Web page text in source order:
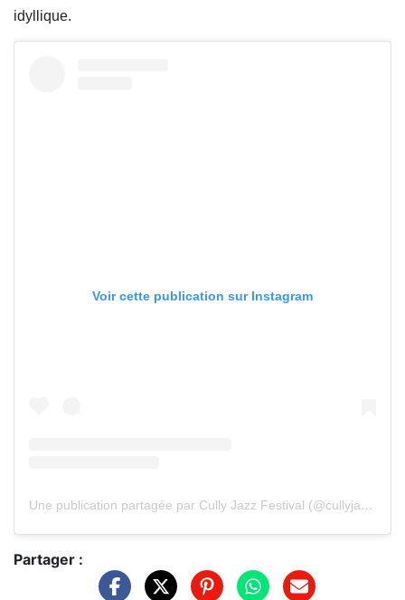
idyllique.
Voir cette publication sur Instagram
Une publication partagée par Cully Jazz Festival (@cullyjazz)
Partager :